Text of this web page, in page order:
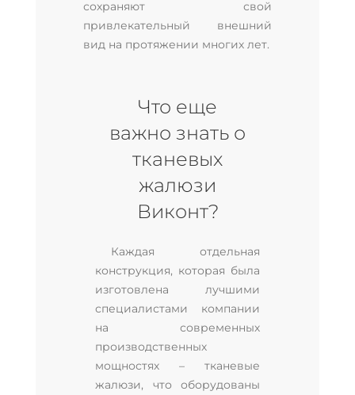
сохраняют свой
привлекательный внешний
вид на протяжении многих лет.
Что еще
важно знать о
тканевых
жалюзи
Виконт?
Каждая отдельная
конструкция, которая была
изготовлена лучшими
специалистами компании
на современных
производственных
мощностях – тканевые
жалюзи, что оборудованы